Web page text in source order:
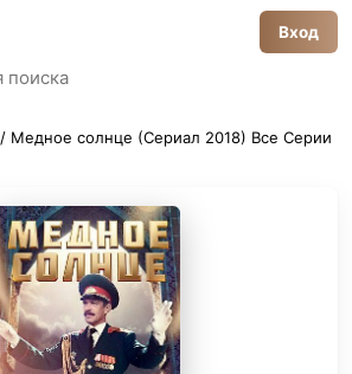
Вход
/ Медное солнце (Сериал 2018) Все Серии